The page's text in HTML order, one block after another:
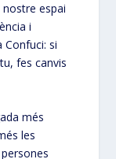
espai
i
Confuci: si
fes canvis
més
les